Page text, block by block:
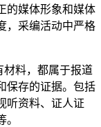
的媒体形象和媒体
，采编活动中严格
料，都属于报道
保存的证据。包括
听资料、证人证